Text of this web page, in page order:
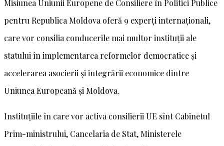
Misiunea Uniunii Europene de Consiliere în Politici Publice
pentru Republica Moldova oferă 9 experți internaționali,
care vor consilia conducerile mai multor instituții ale
statului în implementarea reformelor democratice și
accelerarea asocierii și integrării economice dintre
Uniunea Europeană și Moldova.
Instituțiile în care vor activa consilierii UE sînt Cabinetul
Prim-ministrului, Cancelaria de Stat, Ministerele